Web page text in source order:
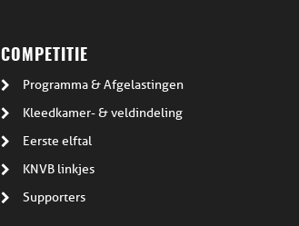
COMPETITIE
Programma & Afgelastingen
Kleedkamer- & veldindeling
Eerste elftal
KNVB linkjes
Supporters